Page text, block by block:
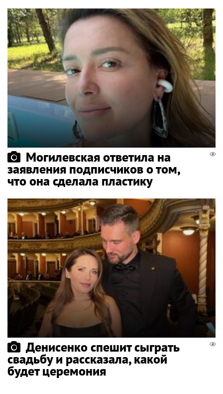
Могилевская ответила на
заявления подписчиков о том,
что она сделала пластику
Денисенко спешит сыграть
свадьбу и рассказала, какой
будет церемония